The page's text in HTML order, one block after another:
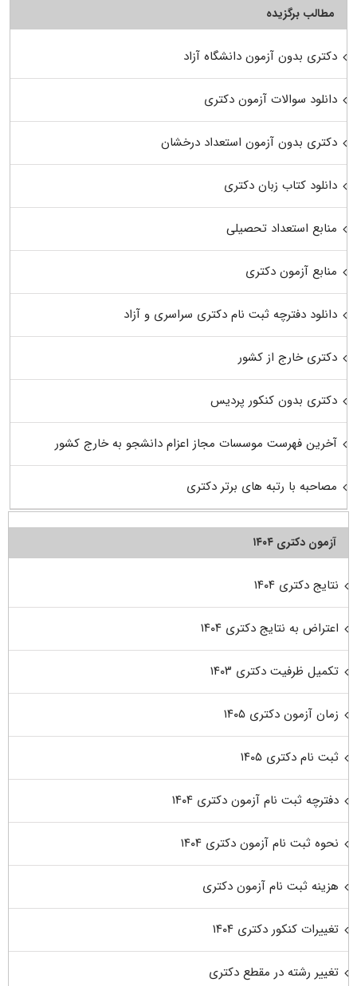
مطالب برگزیده
دکتری بدون آزمون دانشگاه آزاد
دانلود سوالات آزمون دکتری
دکتری بدون آزمون استعداد درخشان
دانلود کتاب زبان دکتری
منابع استعداد تحصیلی
منابع آزمون دکتری
دانلود دفترچه ثبت نام دکتری سراسری و آزاد
دکتری خارج از کشور
دکتری بدون کنکور پردیس
آخرین فهرست موسسات مجاز اعزام دانشجو به خارج کشور
مصاحبه با رتبه های برتر دکتری
آزمون دکتری ۱۴۰۴
نتایج دکتری ۱۴۰۴
اعتراض به نتایج دکتری ۱۴۰۴
تکمیل ظرفیت دکتری ۱۴۰۳
زمان آزمون دکتری ۱۴۰۵
ثبت نام دکتری ۱۴۰۵
دفترچه ثبت نام آزمون دکتری ۱۴۰۴
نحوه ثبت نام آزمون دکتری ۱۴۰۴
هزینه ثبت نام آزمون دکتری
تغییرات کنکور دکتری ۱۴۰۴
تغییر رشته در مقطع دکتری